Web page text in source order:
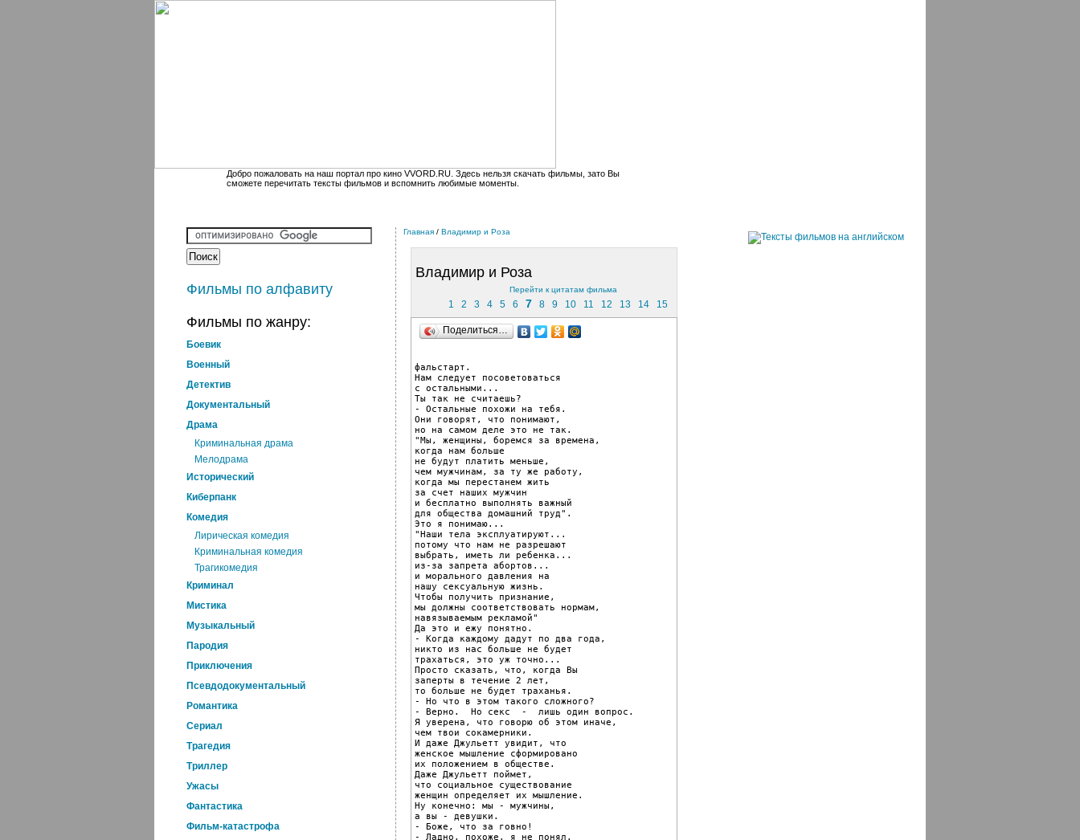
Добро пожаловать на наш портал про кино VVORD.RU. Здесь нельзя скачать фильмы, зато Вы
сможете перечитать тексты фильмов и вспомнить любимые моменты.
Фильмы по алфавиту
Фильмы по жанру:
Боевик
Военный
Детектив
Документальный
Драма
Криминальная драма
Мелодрама
Исторический
Киберпанк
Комедия
Лирическая комедия
Криминальная комедия
Трагикомедия
Криминал
Мистика
Музыкальный
Пародия
Приключения
Псевдодокументальный
Романтика
Cериал
Трагедия
Триллер
Ужасы
Фантастика
Фильм-катастрофа
Главная / Владимир и Роза
Владимир и Роза
Перейти к цитатам фильма
1 2 3 4 5 6 7 8 9 10 11 12 13 14 15
Поделиться…
фальстарт.
Нам следует посоветоваться
с остальными...
Ты так не считаешь?
- Остальные похожи на тебя.
Они говорят, что понимают,
но на самом деле это не так.
"Мы, женщины, боремся за времена,
когда нам больше
не будут платить меньше,
чем мужчинам, за ту же работу,
когда мы перестанем жить
за счет наших мужчин
и бесплатно выполнять важный
для общества домашний труд".
Это я понимаю...
"Наши тела эксплуатируют...
потому что нам не разрешают
выбрать, иметь ли ребенка...
из-за запрета абортов...
и морального давления на
нашу сексуальную жизнь.
Чтобы получить признание,
мы должны соответствовать нормам,
навязываемым рекламой"
Да это и ежу понятно.
- Когда каждому дадут по два года,
никто из нас больше не будет
трахаться, это уж точно...
Просто сказать, что, когда Вы
заперты в течение 2 лет,
то больше не будет траханья.
- Но что в этом такого сложного?
- Верно.  Но секс  -  лишь один вопрос.
Я уверена, что говорю об этом иначе,
чем твои сокамерники.
И даже Джульетт увидит, что
женское мышление сформировано
их положением в обществе.
Даже Джульетт поймет,
что социальное существование
женщин определяет их мышление.
Ну конечно: мы - мужчины,
а вы - девушки.
- Боже, что за говно!
- Ладно, похоже, я не понял.